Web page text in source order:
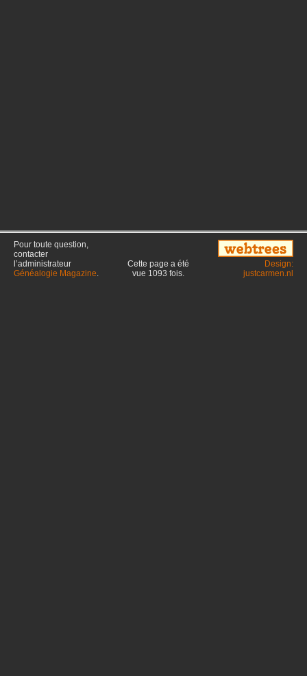
Pour toute question,
contacter
l’administrateur
Généalogie Magazine.
Cette page a été
vue 1093 fois.
Design:
justcarmen.nl